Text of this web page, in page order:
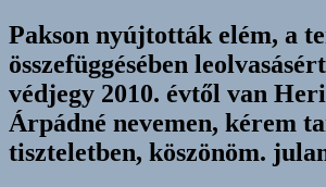
Pakson nyújtották elém, a
összefüggésében
védjegy 2010. évtől van
Árpádné nevemen, kérem
tiszteletben, köszönöm.